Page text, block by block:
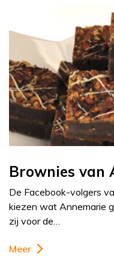
Brownies van
De Facebook-volgers
kiezen wat Annemarie
zij voor de…
Meer